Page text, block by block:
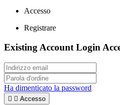
Accesso
Registrare
Existing Account Login
Ha dimenticato la password
  Accesso